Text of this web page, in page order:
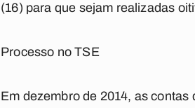
(16) para que sejam realizadas
Processo no TSE
Em dezembro de 2014, as